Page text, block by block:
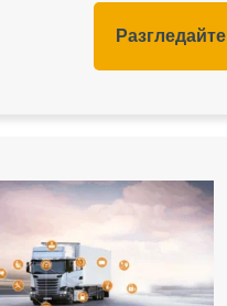
Разгледайте